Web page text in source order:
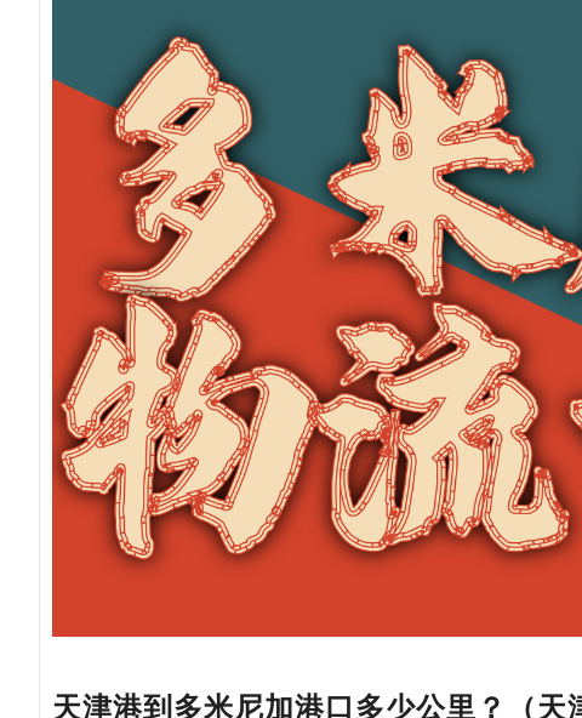
天津港到多米尼加港口多少公里？（天